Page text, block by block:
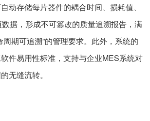
动存储每片器件的耦合时间、损耗值、
据，形成不可篡改的质量追溯报告，满
周期可追溯”的管理要求。此外，系统的
件易用性标准，支持与企业MES系统对
无缝流转。